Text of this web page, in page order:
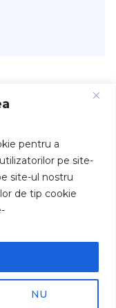
pentru a
pe site-
site-ul nostru
de tip cookie
NU
2026